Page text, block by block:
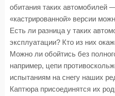
обитания таких автомобилей
«кастрированной» версии
Есть ли разница у таких
эксплуатации? Кто из них
Можно ли обойтись без
например, цепи
испытаниям на снегу наших
Каптюра присоединятся их